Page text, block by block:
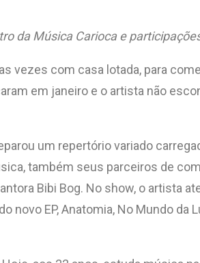
da Música Carioca e
vezes com casa lotada, para
em janeiro e o artista não
um repertório variado
também seus parceiros de
Bibi Bog. No show, o artista
EP, Anatomia, No Mundo da